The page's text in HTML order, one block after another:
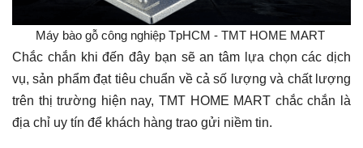
Máy bào gỗ công nghiệp TpHCM - TMT HOME MART
Chắc chắn khi đến đây bạn sẽ an tâm lựa chọn các dịch
vụ, sản phẩm đạt tiêu chuẩn về cả số lượng và chất lượng
trên thị trường hiện nay, TMT HOME MART chắc chắn là
địa chỉ uy tín để khách hàng trao gửi niềm tin.